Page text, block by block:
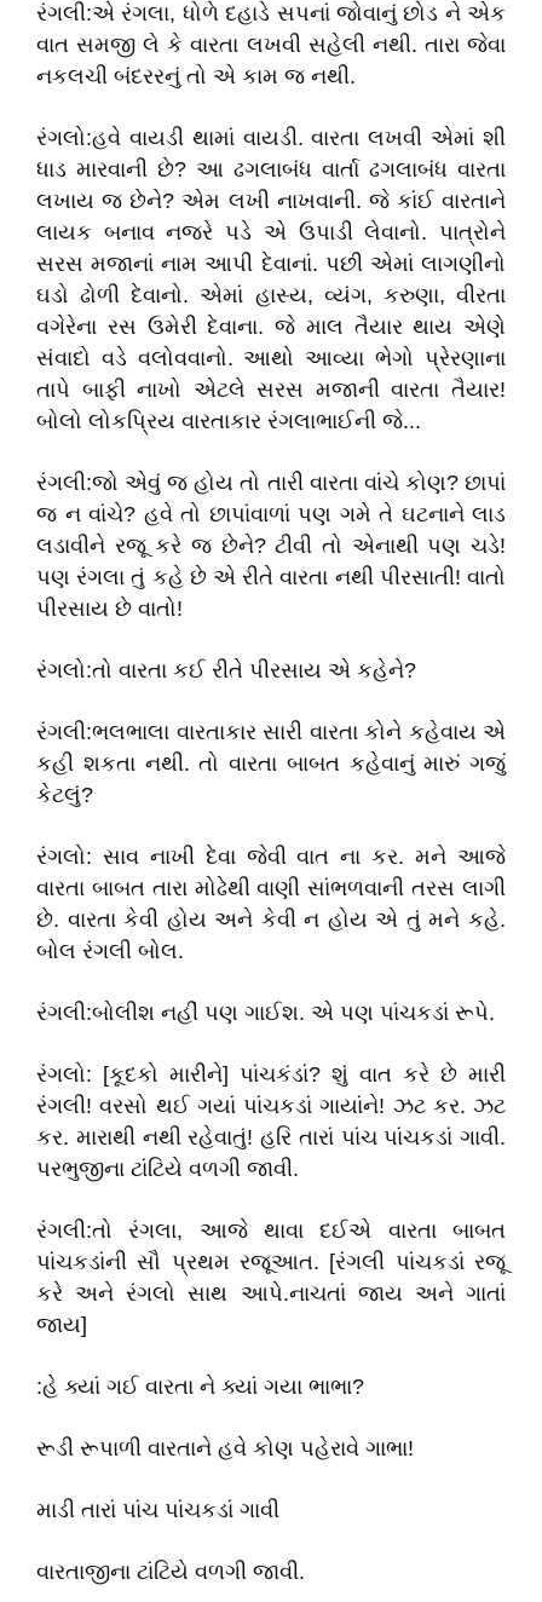
રંગલી:એ રંગલા, ધોળે દહાડે સપનાં જોવાનું છોડ ને એક
વાત સમજી લે કે વારતા લખવી સહેલી નથી. તારા જેવા
નકલચી બંદરરનું તો એ કામ જ નથી.
રંગલો:હવે વાયડી થામાં વાયડી. વારતા લખવી એમાં શી
ધાડ મારવાની છે? આ ઢગલાબંધ વાર્તા ઢગલાબંધ વારતા
લખાય જ છેને? એમ લખી નાખવાની. જે કાંઈ વારતાને
લાયક બનાવ નજરે પડે એ ઉપાડી લેવાનો. પાત્રોને
સરસ મજાનાં નામ આપી દેવાનાં. પછી એમાં લાગણીનો
ઘડો ઢોળી દેવાનો. એમાં હાસ્ય, વ્યંગ, કરુણા, વીરતા
વગેરેના રસ ઉમેરી દેવાના. જે માલ તૈયાર થાય એણે
સંવાદો વડે વલોવવાનો. આથો આવ્યા ભેગો પ્રેરણાના
તાપે બાફી નાખો એટલે સરસ મજાની વારતા તૈયાર!
બોલો લોકપ્રિય વારતાકાર રંગલાભાઈની જે...
રંગલી:જો એવું જ હોય તો તારી વારતા વાંચે કોણ? છાપાં
જ ન વાંચે? હવે તો છાપાંવાળાં પણ ગમે તે ઘટનાને લાડ
લડાવીને રજૂ કરે જ છેને? ટીવી તો એનાથી પણ ચડે!
પણ રંગલા તું કહે છે એ રીતે વારતા નથી પીરસાતી! વાતો
પીરસાય છે વાતો!
રંગલો:તો વારતા કઈ રીતે પીરસાય એ કહેને?
રંગલી:ભલભાલા વારતાકાર સારી વારતા કોને કહેવાય એ
કહી શકતા નથી. તો વારતા બાબત કહેવાનું મારું ગજું
કેટલું?
રંગલો: સાવ નાખી દેવા જેવી વાત ના કર. મને આજે
વારતા બાબત તારા મોઢેથી વાણી સાંભળવાની તરસ લાગી
છે. વારતા કેવી હોય અને કેવી ન હોય એ તું મને કહે.
બોલ રંગલી બોલ.
રંગલી:બોલીશ નહીં પણ ગાઈશ. એ પણ પાંચકડાં રૂપે.
રંગલો: [કૂદકો મારીને] પાંચકંડાં? શું વાત કરે છે મારી
રંગલી! વરસો થઈ ગયાં પાંચકડાં ગાયાંને! ઝટ કર. ઝટ
કર. મારાથી નથી રહેવાતું! હરિ તારાં પાંચ પાંચકડાં ગાવી.
પરભુજીના ટાંટિયે વળગી જાવી.
રંગલી:તો રંગલા, આજે થાવા દઈએ વારતા બાબત
પાંચકડાંની સૌ પ્રથમ રજૂઆત. [રંગલી પાંચકડાં રજૂ
કરે અને રંગલો સાથ આપે.નાચતાં જાય અને ગાતાં
જાય]
:હે ક્યાં ગઈ વારતા ને ક્યાં ગયા ભાભા?
રૂડી રૂપાળી વારતાને હવે કોણ પહેરાવે ગાભા!
માડી તારાં પાંચ પાંચકડાં ગાવી
વારતાજીના ટાંટિયે વળગી જાવી.